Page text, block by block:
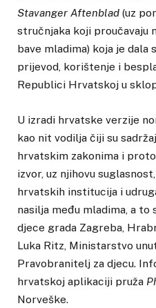
Stavanger Aftenblad (uz
stručnjaka koji proučavaju
bave mladima) koja je dala
prijevod, korištenje i
Republici Hrvatskoj u
U izradi hrvatske verzije
kao nit vodilja čiji su
hrvatskim zakonima i
izvor, uz njihovu
hrvatskih institucija i
nasilja među mladima, a
djece grada Zagreba,
Luka Ritz, Ministarstvo
Pravobranitelj za djecu.
hrvatskoj aplikaciji pruža
Norveške.